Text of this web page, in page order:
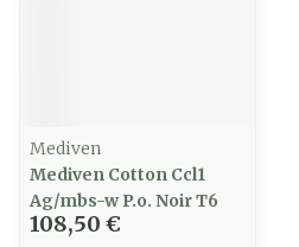
Mediven
Mediven Cotton Ccl1
Ag/mbs-w P.o. Noir T6
108,50 €